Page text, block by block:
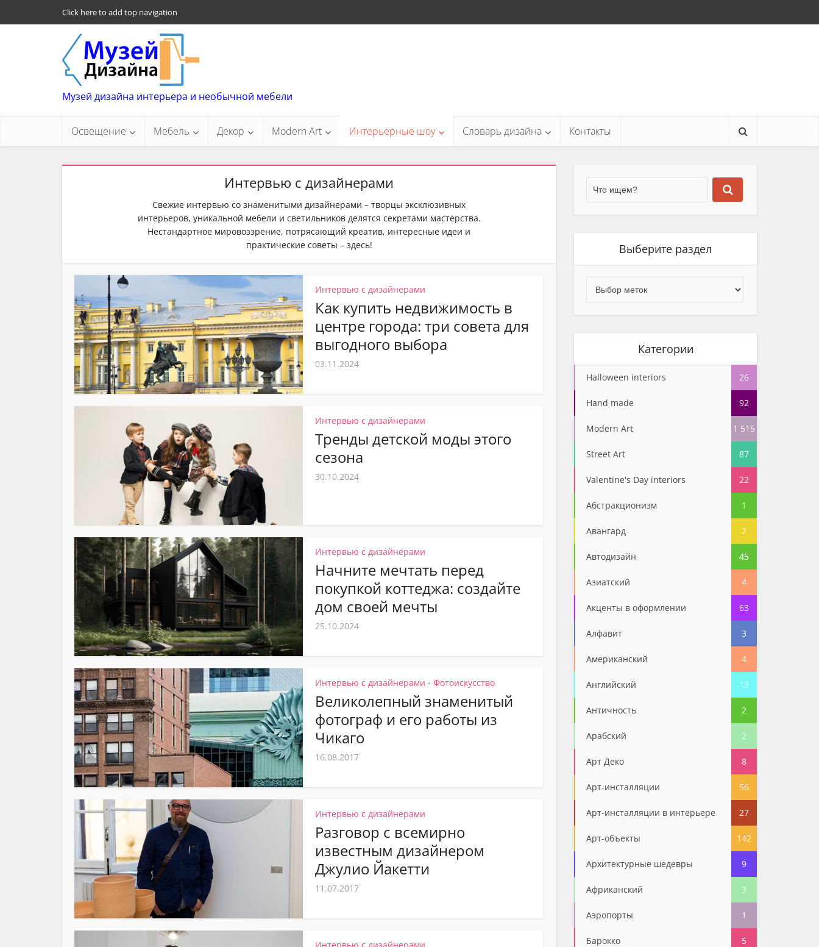
Click here to add top navigation
Музей дизайна интерьера и необычной мебели
Освещение Мебель Декор Modern Art Интерьерные шоу Словарь дизайна Контакты
Интервью с дизайнерами
Свежие интервью со знаменитыми дизайнерами – творцы эксклюзивных
интерьеров, уникальной мебели и светильников делятся секретами мастерства.
Нестандартное мировоззрение, потрясающий креатив, интересные идеи и
практические советы – здесь!
Интервью с дизайнерами
Как купить недвижимость в
центре города: три совета для
выгодного выбора
03.11.2024
Интервью с дизайнерами
Тренды детской моды этого
сезона
30.10.2024
Интервью с дизайнерами
Начните мечтать перед
покупкой коттеджа: создайте
дом своей мечты
25.10.2024
Интервью с дизайнерами • Фотоискусство
Великолепный знаменитый
фотограф и его работы из
Чикаго
16.08.2017
Интервью с дизайнерами
Разговор с всемирно
известным дизайнером
Джулио Йакетти
11.07.2017
Выберите раздел
Категории
Halloween interiors 26
Hand made 92
Modern Art 1 515
Street Art 87
Valentine's Day interiors 22
Абстракционизм 1
Авангард 2
Автодизайн 45
Азиатский 4
Акценты в оформлении 63
Алфавит 3
Американский 4
Английский 13
Античность 2
Арабский 2
Арт Деко 8
Арт-инсталляции 56
Арт-инсталляции в интерьере 27
Арт-объекты 142
Архитектурные шедевры 9
Африканский 3
Аэропорты 1
Барокко 5